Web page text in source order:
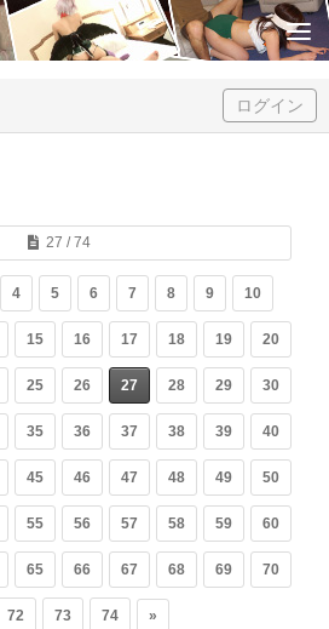
ログイン
27 / 74
4 5 6 7 8 9 10
15 16 17 18 19 20
25 26 27 28 29 30
35 36 37 38 39 40
45 46 47 48 49 50
55 56 57 58 59 60
65 66 67 68 69 70
72 73 74 »